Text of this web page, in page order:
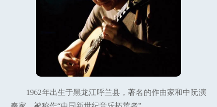
1962年出生于黑龙江呼兰县，著名的作曲家和中阮演